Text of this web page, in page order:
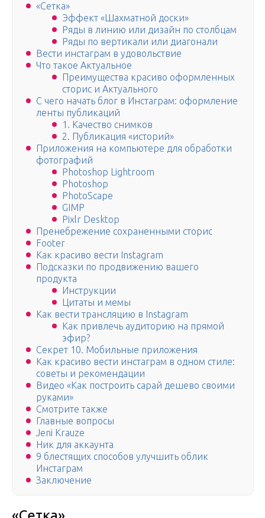
«Сетка»
Эффект «Шахматной доски»
Ряды в линию или дизайн по столбцам
Ряды по вертикали или диагонали
Вести инстаграм в удовольствие
Что такое Актуальное
Преимущества красиво оформленных
сторис и Актуального
С чего начать блог в Инстаграм: оформление
ленты публикаций
1. Качество снимков
2. Публикация «историй»
Приложения на компьютере для обработки
фотографий
Photoshop Lightroom
Photoshop
PhotoScape
GIMP
Pixlr Desktop
Пренебрежение сохраненными сторис
Footer
Как красиво вести Instagram
Подсказки по продвижению вашего
продукта
Инструкции
Цитаты и мемы
Как вести трансляцию в Instagram
Как привлечь аудиторию на прямой
эфир?
Секрет 10. Мобильные приложения
Как красиво вести инстаграм в одном стиле:
советы и рекомендации
Видео «Как построить сарай дешево своими
руками»
Смотрите также
Главные вопросы
Jeni Krauze
Ник для аккаунта
9 блестящих способов улучшить облик
Инстаграм
Заключение